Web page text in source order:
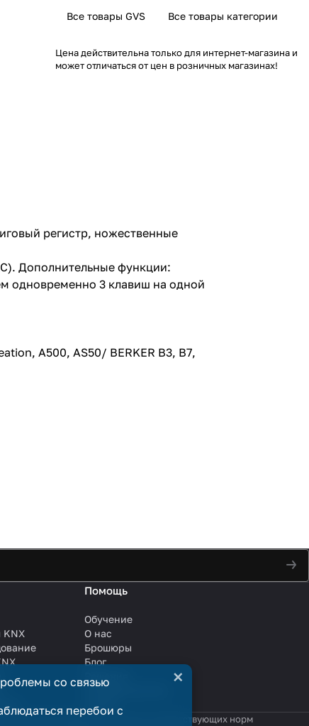
Все товары GVS Все товары категории
Цена действительна только для интернет-магазина и
может отличаться от цен в розничных магазинах!
регистр, ножественные
Дополнительные функции:
одновременно 3 клавиш на одной
A500, AS50/ BERKER B3, B7,
KNX
Помощь
Обучение
О нас
Брошюры
Блог
Сотрудничество
Услуги
публичной офертой в смысле соответствующих норм
со связью
перебои с
×